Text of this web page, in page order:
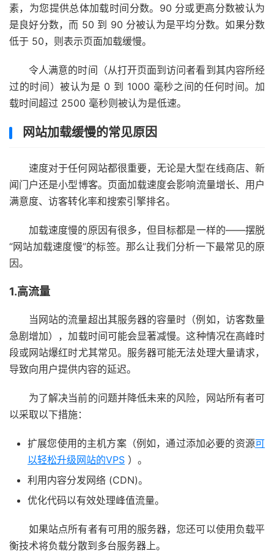
素，为您提供总体加载时间分数。90 分或更高分数被认为
是良好分数，而 50 到 90 分被认为是平均分数。如果分数
低于 50，则表示页面加载缓慢。
令人满意的时间（从打开页面到访问者看到其内容所经
过的时间）被认为是 0 到 1000 毫秒之间的任何时间。加
载时间超过 2500 毫秒则被认为是低速。
网站加载缓慢的常见原因
速度对于任何网站都很重要，无论是大型在线商店、新
闻门户还是小型博客。页面加载速度会影响流量增长、用户
满意度、访客转化率和搜索引擎排名。
加载速度慢的原因有很多，但目标都是一样的——摆脱
“网站加载速度慢”的标签。那么让我们分析一下最常见的原
因。
1.高流量
当网站的流量超出其服务器的容量时（例如，访客数量
急剧增加），加载时间可能会显著减慢。这种情况在高峰时
段或网站爆红时尤其常见。服务器可能无法处理大量请求，
导致向用户提供内容的延迟。
为了解决当前的问题并降低未来的风险，网站所有者可
以采取以下措施：
扩展您使用的主机方案（例如，通过添加必要的资源可
以轻松升级网站的VPS ）。
利用内容分发网络 (CDN)。
优化代码以有效处理峰值流量。
如果站点所有者有可用的服务器，您还可以使用负载平
衡技术将负载分散到多台服务器上。